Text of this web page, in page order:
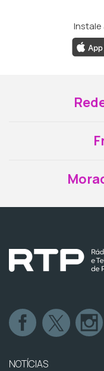
Instale
NOTÍCIAS